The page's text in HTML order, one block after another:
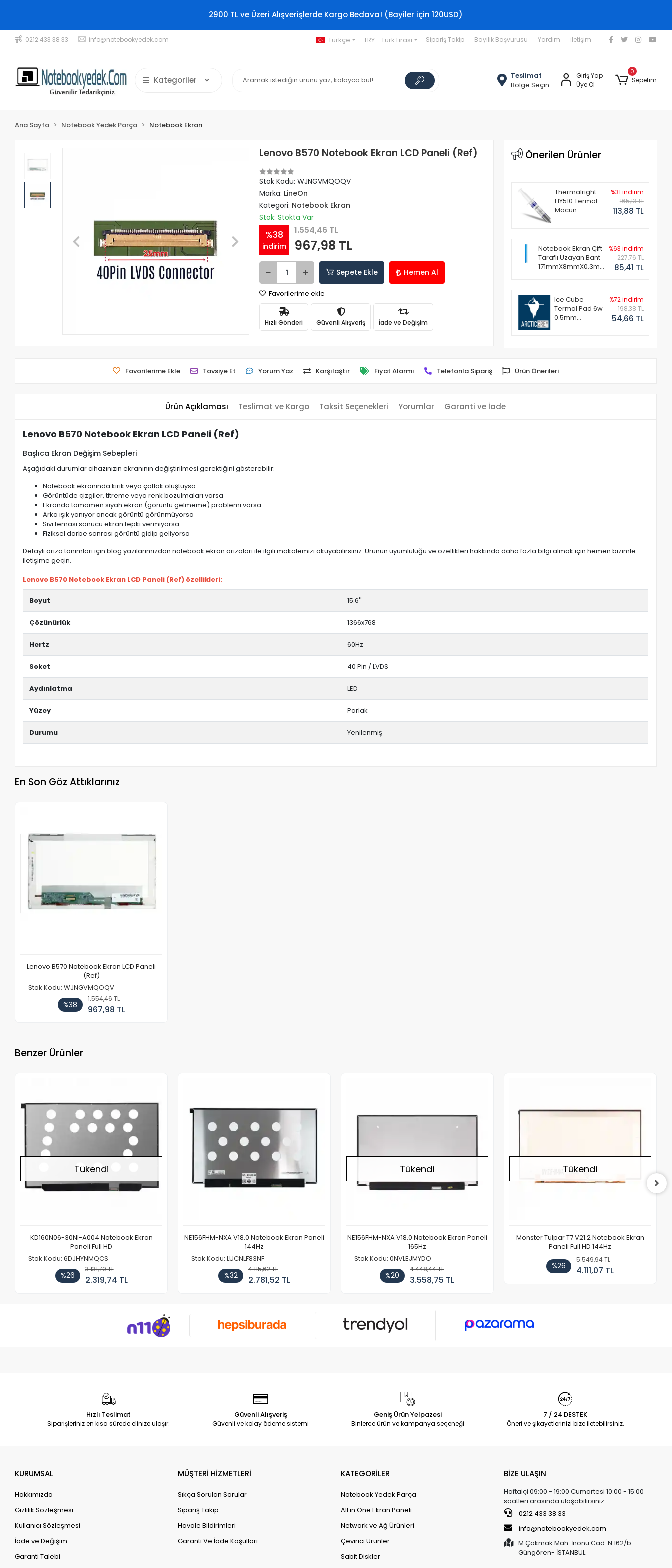
2900 TL ve Üzeri Alışverişlerde Kargo Bedava! (Bayiler için 120USD)
0212 433 38 33 info@notebookyedek.com Türkçe TRY - Türk Lirası Sipariş Takip Bayilik Başvurusu Yardım İletişim
Kategoriler
Teslimat
Bölge Seçin
Giriş Yap
Üye Ol
0
Sepetim
Ana Sayfa Notebook Yedek Parça Notebook Ekran
Lenovo B570 Notebook Ekran LCD Paneli (Ref)
Stok Kodu: WJNGVMQOQV
Marka: LineOn
Kategori: Notebook Ekran
Stok: Stokta Var
%38
indirim
1.554,46 TL
967,98 TL
Sepete Ekle Hemen Al
Favorilerime ekle
Hızlı Gönderi Güvenli Alışveriş İade ve Değişim
Önerilen Ürünler
Thermalright
HY510 Termal
Macun
%31 indirim
165,13 TL
113,88 TL
Notebook Ekran Çift
Taraflı Uzayan Bant
171mmX8mmX0.3mm
%63 indirim
227,76 TL
85,41 TL
Ice Cube
Termal Pad 6w
0.5mm
%72 indirim
198,38 TL
54,66 TL
Favorilerime Ekle Tavsiye Et Yorum Yaz Karşılaştır Fiyat Alarmı Telefonla Sipariş Ürün Önerileri
Ürün Açıklaması Teslimat ve Kargo Taksit Seçenekleri Yorumlar Garanti ve İade
Lenovo B570 Notebook Ekran LCD Paneli (Ref)
Başlıca Ekran Değişim Sebepleri
Aşağıdaki durumlar cihazınızın ekranının değiştirilmesi gerektiğini gösterebilir:
Notebook ekranında kırık veya çatlak oluştuysa
Görüntüde çizgiler, titreme veya renk bozulmaları varsa
Ekranda tamamen siyah ekran (görüntü gelmeme) problemi varsa
Arka ışık yanıyor ancak görüntü görünmüyorsa
Sıvı teması sonucu ekran tepki vermiyorsa
Fiziksel darbe sonrası görüntü gidip geliyorsa
Detaylı arıza tanımları için blog yazılarımızdan notebook ekran arızaları ile ilgili makalemizi okuyabilirsiniz. Ürünün uyumluluğu ve özellikleri hakkında daha fazla bilgi almak için hemen bizimle
iletişime geçin.
Lenovo B570 Notebook Ekran LCD Paneli (Ref) özellikleri:
Boyut 15.6''
Çözünürlük 1366x768
Hertz 60Hz
Soket 40 Pin / LVDS
Aydınlatma LED
Yüzey Parlak
Durumu Yenilenmiş
En Son Göz Attıklarınız
Lenovo B570 Notebook Ekran LCD Paneli
(Ref)
Stok Kodu: WJNGVMQOQV
%38
1.554,46 TL
967,98 TL
Benzer Ürünler
Tükendi
KD160N06-30NI-A004 Notebook Ekran
Paneli Full HD
Stok Kodu: 6DJHYNMQCS
%26
3.131,70 TL
2.319,74 TL
NE156FHM-NXA V18.0 Notebook Ekran Paneli
144Hz
Stok Kodu: LUCNLF83NF
%32
4.115,62 TL
2.781,52 TL
Tükendi
NE156FHM-NXA V18.0 Notebook Ekran Paneli
165Hz
Stok Kodu: 0NVLEJMYDO
%20
4.448,44 TL
3.558,75 TL
Tükendi
Monster Tulpar T7 V21.2 Notebook Ekran
Paneli Full HD 144Hz
%26
5.549,94 TL
4.111,07 TL
Hızlı Teslimat
Siparişleriniz en kısa sürede elinize ulaşır.
Güvenli Alışveriş
Güvenli ve kolay ödeme sistemi
Geniş Ürün Yelpazesi
Binlerce ürün ve kampanya seçeneği
7 / 24 DESTEK
Öneri ve şikayetlerinizi bize iletebilirsiniz.
KURUMSAL
Hakkımızda
Gizlilik Sözleşmesi
Kullanıcı Sözleşmesi
İade ve Değişim
Garanti Talebi
MÜŞTERİ HİZMETLERİ
Sıkça Sorulan Sorular
Sipariş Takip
Havale Bildirimleri
Garanti Ve İade Koşulları
KATEGORİLER
Notebook Yedek Parça
All in One Ekran Paneli
Network ve Ağ Ürünleri
Çevirici Ürünler
Sabit Diskler
BİZE ULAŞIN
Haftaiçi 09:00 - 19:00 Cumartesi 10:00 - 15:00
saatleri arasında ulaşabilirsiniz.
0212 433 38 33
info@notebookyedek.com
M.Çakmak Mah. İnönü Cad. N.162/b
Güngören- İSTANBUL